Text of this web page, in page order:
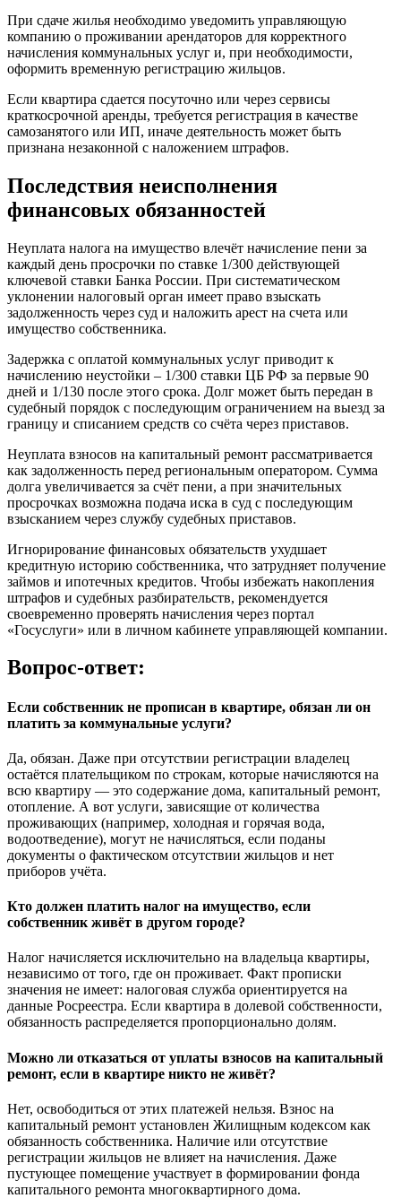
При сдаче жилья необходимо уведомить управляющую
компанию о проживании арендаторов для корректного
начисления коммунальных услуг и, при необходимости,
оформить временную регистрацию жильцов.
Если квартира сдается посуточно или через сервисы
краткосрочной аренды, требуется регистрация в качестве
самозанятого или ИП, иначе деятельность может быть
признана незаконной с наложением штрафов.
Последствия неисполнения
финансовых обязанностей
Неуплата налога на имущество влечёт начисление пени за
каждый день просрочки по ставке 1/300 действующей
ключевой ставки Банка России. При систематическом
уклонении налоговый орган имеет право взыскать
задолженность через суд и наложить арест на счета или
имущество собственника.
Задержка с оплатой коммунальных услуг приводит к
начислению неустойки – 1/300 ставки ЦБ РФ за первые 90
дней и 1/130 после этого срока. Долг может быть передан в
судебный порядок с последующим ограничением на выезд за
границу и списанием средств со счёта через приставов.
Неуплата взносов на капитальный ремонт рассматривается
как задолженность перед региональным оператором. Сумма
долга увеличивается за счёт пени, а при значительных
просрочках возможна подача иска в суд с последующим
взысканием через службу судебных приставов.
Игнорирование финансовых обязательств ухудшает
кредитную историю собственника, что затрудняет получение
займов и ипотечных кредитов. Чтобы избежать накопления
штрафов и судебных разбирательств, рекомендуется
своевременно проверять начисления через портал
«Госуслуги» или в личном кабинете управляющей компании.
Вопрос-ответ:
Если собственник не прописан в квартире, обязан ли он
платить за коммунальные услуги?
Да, обязан. Даже при отсутствии регистрации владелец
остаётся плательщиком по строкам, которые начисляются на
всю квартиру — это содержание дома, капитальный ремонт,
отопление. А вот услуги, зависящие от количества
проживающих (например, холодная и горячая вода,
водоотведение), могут не начисляться, если поданы
документы о фактическом отсутствии жильцов и нет
приборов учёта.
Кто должен платить налог на имущество, если
собственник живёт в другом городе?
Налог начисляется исключительно на владельца квартиры,
независимо от того, где он проживает. Факт прописки
значения не имеет: налоговая служба ориентируется на
данные Росреестра. Если квартира в долевой собственности,
обязанность распределяется пропорционально долям.
Можно ли отказаться от уплаты взносов на капитальный
ремонт, если в квартире никто не живёт?
Нет, освободиться от этих платежей нельзя. Взнос на
капитальный ремонт установлен Жилищным кодексом как
обязанность собственника. Наличие или отсутствие
регистрации жильцов не влияет на начисления. Даже
пустующее помещение участвует в формировании фонда
капитального ремонта многоквартирного дома.